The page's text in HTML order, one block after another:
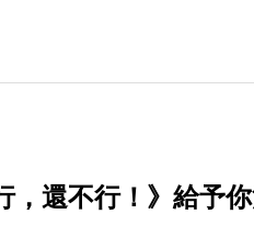
還不行！》給予